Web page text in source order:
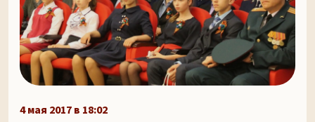
4 мая 2017 в 18:02